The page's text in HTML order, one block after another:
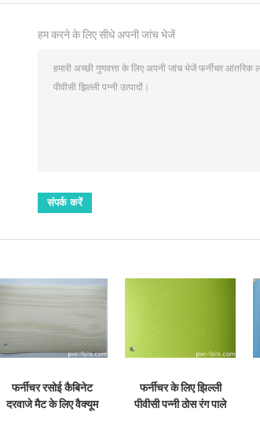
हम करने के लिए सीधे अपनी जांच भेजें
फर्नीचर रसोई कैबिनेट
दरवाजे मैट के लिए वैक्यूम
फर्नीचर के लिए झिल्ली
पीवीसी पन्नी ठोस रंग पाले